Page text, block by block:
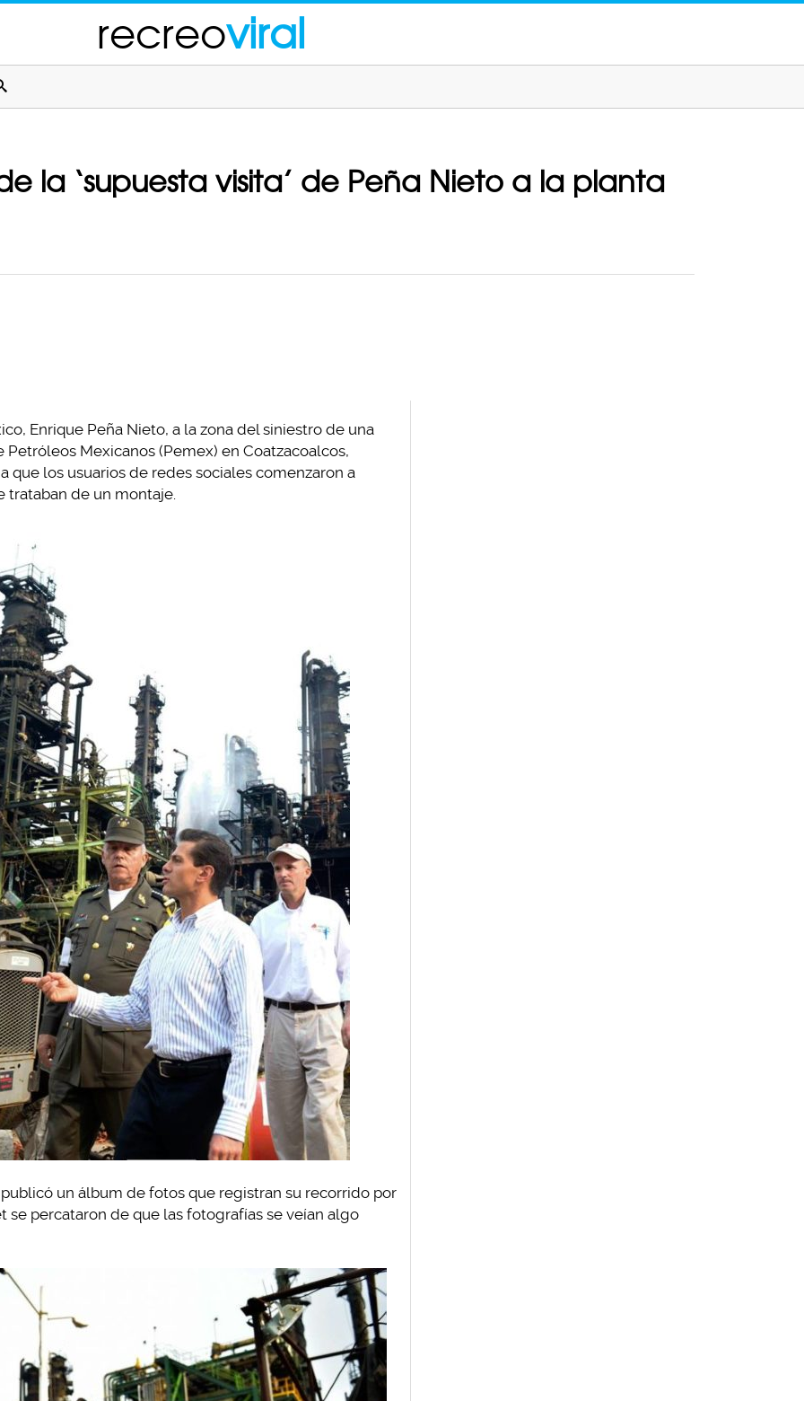
recreoviral
la ‘supuesta visita’ de Peña Nieto a la planta
Enrique Peña Nieto, a la zona del siniestro de una
Petróleos Mexicanos (Pemex) en Coatzacoalcos,
que los usuarios de redes sociales comenzaron a
trataban de un montaje.
un álbum de fotos que registran su recorrido por
se percataron de que las fotografías se veían algo